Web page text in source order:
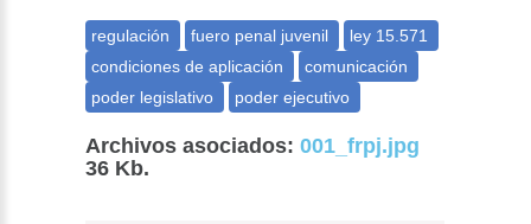
Archivos asociados: 001_frpj.jpg
36 Kb.